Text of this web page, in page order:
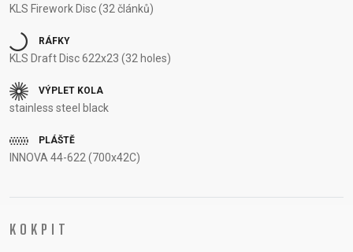
KLS Firework Disc (32 článků)
RÁFKY
KLS Draft Disc 622x23 (32 holes)
VÝPLET KOLA
stainless steel black
PLÁŠTĚ
INNOVA 44-622 (700x42C)
KOKPIT